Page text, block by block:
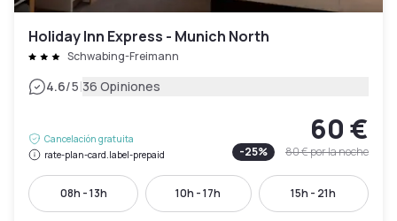
Holiday Inn Express - Munich North
Schwabing-Freimann
4.6/5|36 Opiniones
Cancelación gratuita
rate-plan-card.label-prepaid
60 €
-25% 80 €por la noche
08h - 13h 10h - 17h 15h - 21h